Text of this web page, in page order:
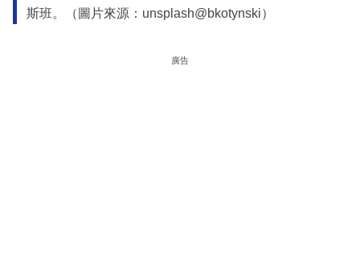
斯班。（圖片來源：unsplash@bkotynski）
廣告